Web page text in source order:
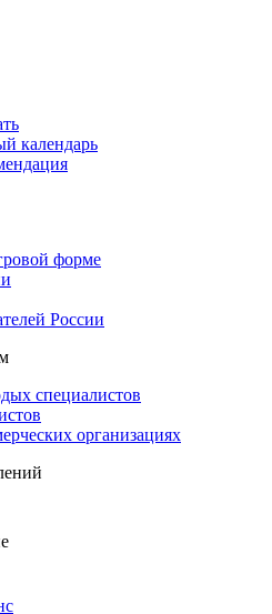
календарь
форме
России
специалистов
организациях